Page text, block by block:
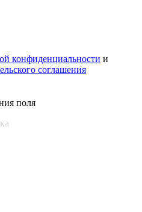
конфиденциальности и
соглашения
поля